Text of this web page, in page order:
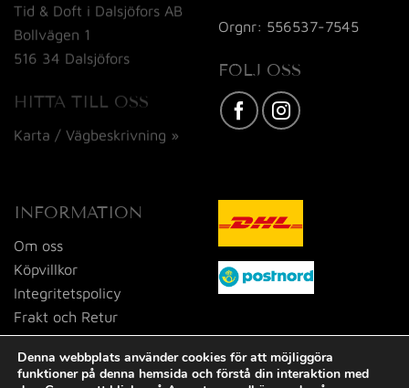
Tid & Doft i Dalsjöfors AB
Bollvägen 1
516 34 Dalsjöfors
HITTA TILL OSS
Karta / Vägbeskrivning »
Orgnr: 556537-7545
FÖLJ OSS
INFORMATION
Om oss
Köpvillkor
Integritetspolicy
Frakt och Retur
Kontakta oss
Denna webbplats använder cookies för att möjliggöra
funktioner på denna hemsida och förstå din interaktion med